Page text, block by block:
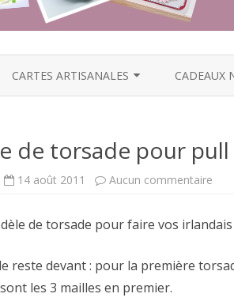
CARTES ARTISANALES
CARTES ANNIVERSAIRES
CARTES FÊTES ET FAMILLE
CADEAUX
de torsade pour
14 août 2011 Aucun commentaire
pour
pull
de torsade pour faire vos irlandais
reste devant : pour la première
les 3 mailles en premier.